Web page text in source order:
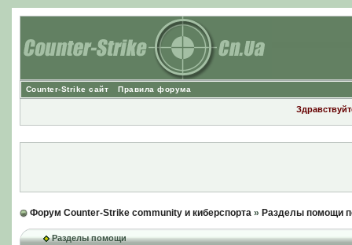
Counter-Strike сайт Правила форума
Форум Counter-Strike community и киберспорта» Разделы помощи
Разделы помощи